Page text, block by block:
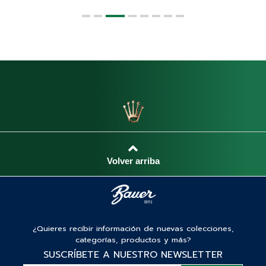
4 5 6 7 8
¿Quieres recibir información de nuevas colecciones,
categorías, productos y más?
SUSCRÍBETE A NUESTRO NEWSLETTER